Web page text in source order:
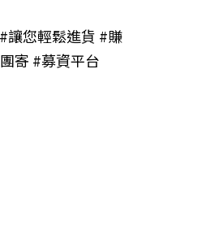
#讓您輕鬆進貨 #賺
寄 #募資平台